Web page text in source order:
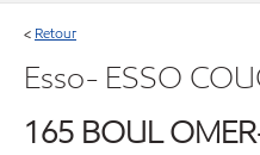
< Retour
Esso- ESSO
165 BOUL